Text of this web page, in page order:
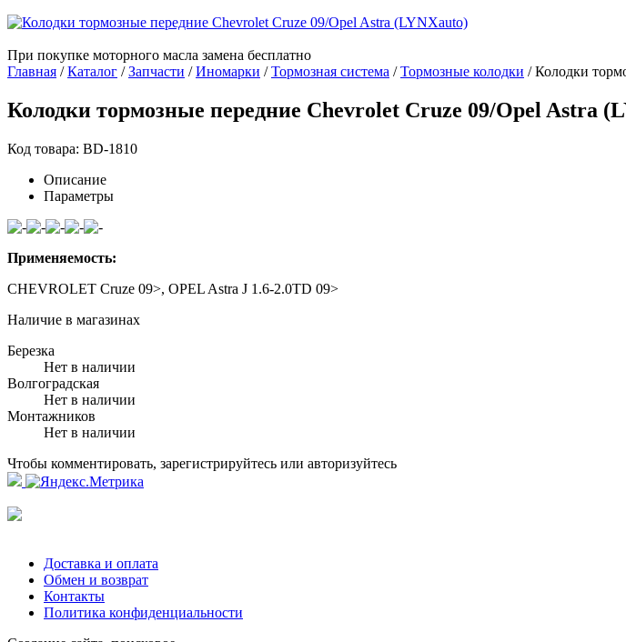
При покупке моторного масла замена бесплатно
Главная /Каталог /Запчасти /Иномарки /Тормозная система /Тормозные колодки /Колодки
Колодки тормозные передние Chevrolet Cruze 09/Opel Astra
Код товара: BD-1810
Описание
Параметры
Применяемость:
CHEVROLET Cruze 09>, OPEL Astra J 1.6-2.0TD 09>
Наличие в магазинах
Березка
Нет в наличии
Волгоградская
Нет в наличии
Монтажников
Нет в наличии
Чтобы комментировать, зарегистрируйтесь или авторизуйтесь
Доставка и оплата
Обмен и возврат
Контакты
Политика конфиденциальности